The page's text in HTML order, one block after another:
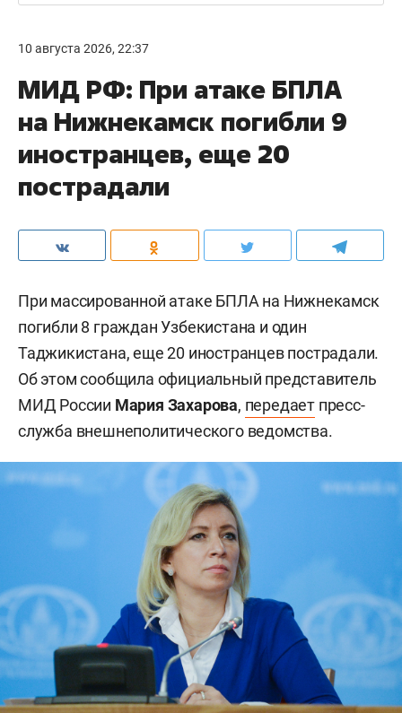
10 августа 2026, 22:37
МИД РФ: При атаке БПЛА
на Нижнекамск погибли 9
иностранцев, еще 20
пострадали
При массированной атаке БПЛА на Нижнекамск
погибли 8 граждан Узбекистана и один
Таджикистана, еще 20 иностранцев пострадали.
Об этом сообщила официальный представитель
МИД России Мария Захарова, передает пресс-
служба внешнеполитического ведомства.